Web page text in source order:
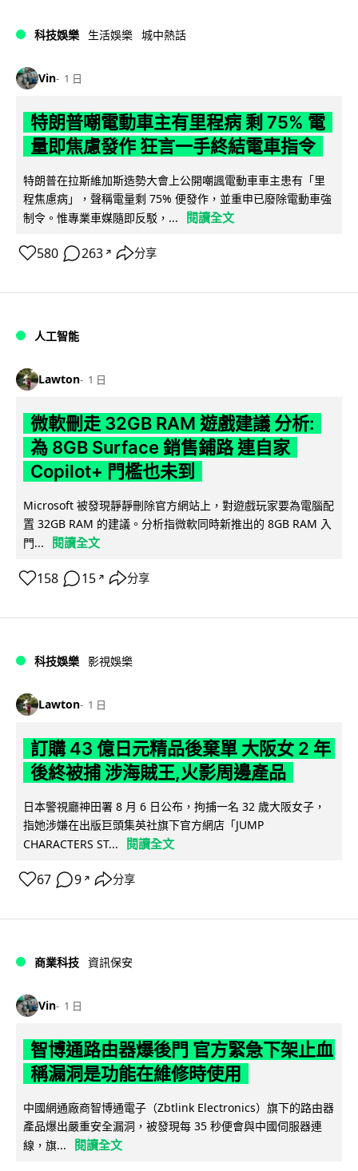
科技娛樂 生活娛樂 城中熱話
Vin 1 日
特朗普嘲電動車主有里程病 剩 75% 電
量即焦慮發作 狂言一手終結電車指令
特朗普在拉斯維加斯造勢大會上公開嘲諷電動車車主患有「里
程焦慮病」，聲稱電量剩 75% 便發作，並重申已廢除電動車強
制令。惟專業車媒隨即反駁，...
閱讀全文
580 263 ↗ 分享
人工智能
Lawton 1 日
微軟刪走 32GB RAM 遊戲建議 分析:
為 8GB Surface 銷售鋪路 連自家
Copilot+ 門檻也未到
Microsoft 被發現靜靜刪除官方網站上，對遊戲玩家要為電腦配
置 32GB RAM 的建議。分析指微軟同時新推出的 8GB RAM 入
門...
閱讀全文
158 15 ↗ 分享
科技娛樂 影視娛樂
Lawton 1 日
訂購 43 億日元精品後棄單 大阪女 2 年
後終被捕 涉海賊王,火影周邊產品
日本警視廳神田署 8 月 6 日公布，拘捕一名 32 歲大阪女子，
指她涉嫌在出版巨頭集英社旗下官方網店「JUMP
CHARACTERS ST...
閱讀全文
67 9 ↗ 分享
商業科技 資訊保安
Vin 1 日
智博通路由器爆後門 官方緊急下架止血
稱漏洞是功能在維修時使用
中國網通廠商智博通電子（Zbtlink Electronics）旗下的路由器
產品爆出嚴重安全漏洞，被發現每 35 秒便會與中國伺服器連
線，旗...
閱讀全文